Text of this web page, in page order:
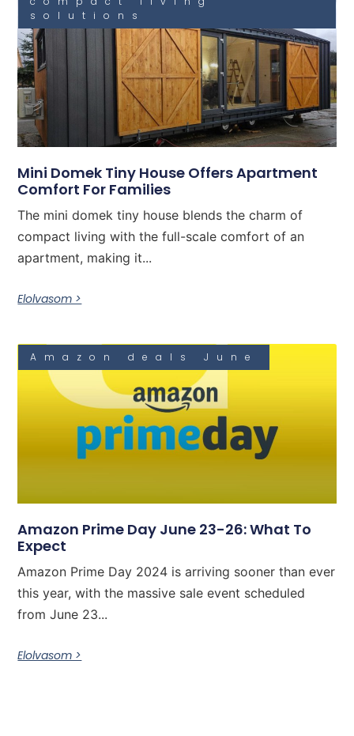
solutions
Mini Domek Tiny House Offers Apartment
Comfort For Families
The mini domek tiny house blends the charm of
compact living with the full-scale comfort of an
apartment, making it...
Elolvasom >
Amazon deals June
Amazon Prime Day June 23-26: What To
Expect
Amazon Prime Day 2024 is arriving sooner than ever
this year, with the massive sale event scheduled
from June 23...
Elolvasom >